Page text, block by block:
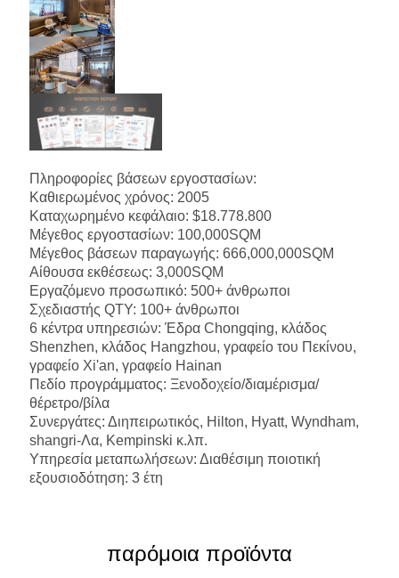
Πληροφορίες βάσεων εργοστασίων:
Καθιερωμένος χρόνος: 2005
Καταχωρημένο κεφάλαιο: $18.778.800
Μέγεθος εργοστασίων: 100,000SQM
Μέγεθος βάσεων παραγωγής: 666,000,000SQM
Αίθουσα εκθέσεως: 3,000SQM
Εργαζόμενο προσωπικό: 500+ άνθρωποι
Σχεδιαστής QTY: 100+ άνθρωποι
6 κέντρα υπηρεσιών: Έδρα Chongqing, κλάδος
Shenzhen, κλάδος Hangzhou, γραφείο του Πεκίνου,
γραφείο Xi'an, γραφείο Hainan
Πεδίο προγράμματος: Ξενοδοχείο/διαμέρισμα/
θέρετρο/βίλα
Συνεργάτες: Διηπειρωτικός, Hilton, Hyatt, Wyndham,
shangri-Λα, Kempinski κ.λπ.
Υπηρεσία μεταπωλήσεων: Διαθέσιμη ποιοτική
εξουσιοδότηση: 3 έτη
παρόμοια προϊόντα